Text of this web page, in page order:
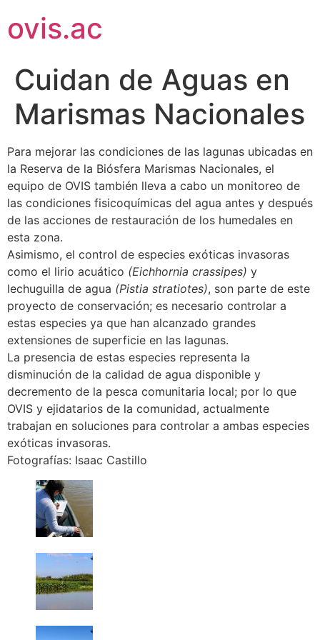
ovis.ac
Cuidan de Aguas en
Marismas Nacionales
Para mejorar las condiciones de las lagunas ubicadas en
la Reserva de la Biósfera Marismas Nacionales, el
equipo de OVIS también lleva a cabo un monitoreo de
las condiciones fisicoquímicas del agua antes y después
de las acciones de restauración de los humedales en
esta zona.
Asimismo, el control de especies exóticas invasoras
como el lirio acuático (Eichhornia crassipes) y
lechuguilla de agua (Pistia stratiotes), son parte de este
proyecto de conservación; es necesario controlar a
estas especies ya que han alcanzado grandes
extensiones de superficie en las lagunas.
La presencia de estas especies representa la
disminución de la calidad de agua disponible y
decremento de la pesca comunitaria local; por lo que
OVIS y ejidatarios de la comunidad, actualmente
trabajan en soluciones para controlar a ambas especies
exóticas invasoras.
Fotografías: Isaac Castillo